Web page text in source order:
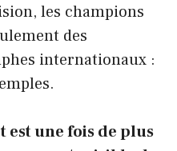
les champions
des
internationaux :
est une fois de plus